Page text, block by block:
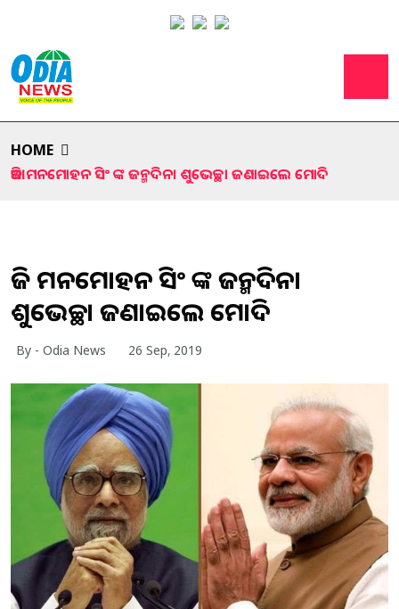
HOME
ଆଜି ମନମୋହନ ସିଂ ଙ୍କ ଜନ୍ମଦିନ। ଶୁଭେଚ୍ଛା ଜଣାଇଲେ ମୋଦି
ଆଜି ମନମୋହନ ସିଂ ଙ୍କ ଜନ୍ମଦିନ।
ଶୁଭେଚ୍ଛା ଜଣାଇଲେ ମୋଦି
By - Odia News 26 Sep, 2019